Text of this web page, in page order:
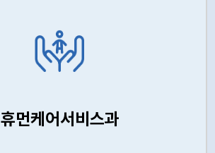
휴먼케어서비스과